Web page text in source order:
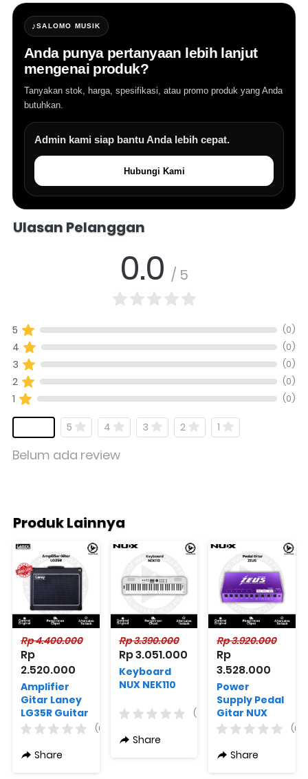
♪SALOMO MUSIK
Anda punya pertanyaan lebih lanjut
mengenai produk?
Tanyakan stok, harga, spesifikasi, atau promo produk yang Anda
butuhkan.
Admin kami siap bantu Anda lebih cepat.
Hubungi Kami
Ulasan Pelanggan
0.0 / 5
5 (0)
4 (0)
3 (0)
2 (0)
1 (0)
5 4 3 2 1
Belum ada review
Produk Lainnya
Rp 4.400.000
Rp
2.520.000
Amplifier
Gitar Laney
LG35R Guitar
combo 35W
Woofer
(0)
Share
Rp 3.390.000
Rp 3.051.000
Keyboard
NUX NEK110
(0)
Share
Rp 3.920.000
Rp
3.528.000
Power
Supply Pedal
Gitar NUX
ZEUS
(0)
Share